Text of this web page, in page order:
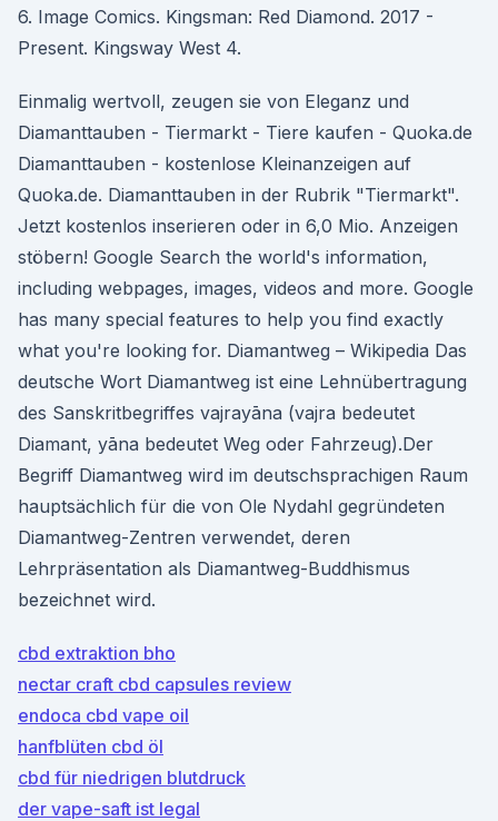
6. Image Comics. Kingsman: Red Diamond. 2017 -
Present. Kingsway West 4.
Einmalig wertvoll, zeugen sie von Eleganz und
Diamanttauben - Tiermarkt - Tiere kaufen - Quoka.de
Diamanttauben - kostenlose Kleinanzeigen auf
Quoka.de. Diamanttauben in der Rubrik "Tiermarkt".
Jetzt kostenlos inserieren oder in 6,0 Mio. Anzeigen
stöbern! Google Search the world's information,
including webpages, images, videos and more. Google
has many special features to help you find exactly
what you're looking for. Diamantweg – Wikipedia Das
deutsche Wort Diamantweg ist eine Lehnübertragung
des Sanskritbegriffes vajrayāna (vajra bedeutet
Diamant, yāna bedeutet Weg oder Fahrzeug).Der
Begriff Diamantweg wird im deutschsprachigen Raum
hauptsächlich für die von Ole Nydahl gegründeten
Diamantweg-Zentren verwendet, deren
Lehrpräsentation als Diamantweg-Buddhismus
bezeichnet wird.
cbd extraktion bho
nectar craft cbd capsules review
endoca cbd vape oil
hanfblüten cbd öl
cbd für niedrigen blutdruck
der vape-saft ist legal